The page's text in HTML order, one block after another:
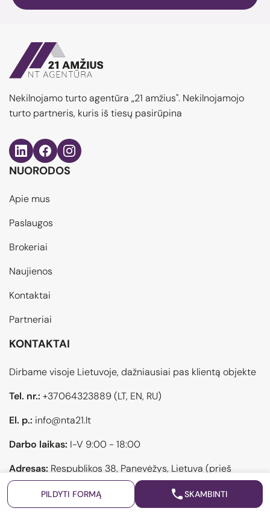
PILDYTI FORMĄ SKAMBINTI
Nekilnojamo turto agentūra „21 amžius". Nekilnojamojo
turto partneris, kuris iš tiesų pasirūpina
NUORODOS
Apie mus
Paslaugos
Brokeriai
Naujienos
Kontaktai
Partneriai
KONTAKTAI
Dirbame visoje Lietuvoje, dažniausiai pas klientą objekte
Tel. nr.: +37064323889(LT, EN, RU)
El. p.: info@nta21.lt
Darbo laikas: I-V 9:00 - 18:00
Adresas: Respublikos 38, Panevėžys, Lietuva (prieš
atvykstant pasiskambinti)